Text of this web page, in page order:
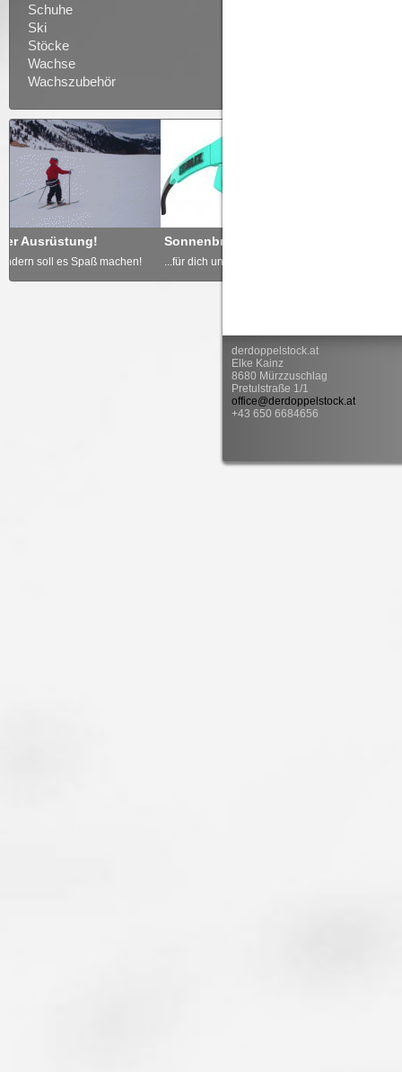
Schuhe
Ski
Stöcke
Wachse
Wachszubehör
Sonnenbrille nicht vergessen
...für dich und deine Kinder!
derdoppelstock.at
Elke Kainz
8680 Mürzzuschlag
Pretulstraße 1/1
office@derdoppelstock.at
+43 650 6684656